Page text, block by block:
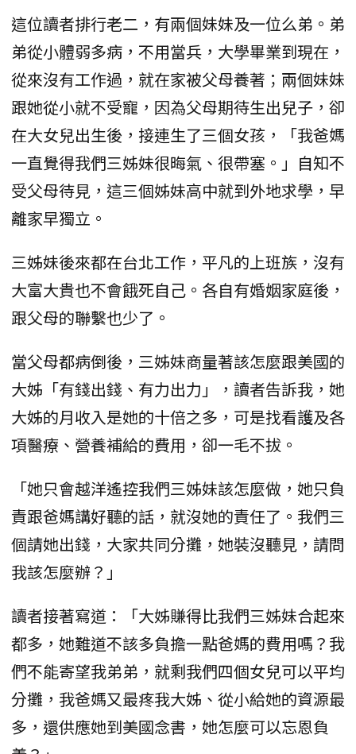
這位讀者排行老二，有兩個妹妹及一位么弟。弟
弟從小體弱多病，不用當兵，大學畢業到現在，
從來沒有工作過，就在家被父母養著；兩個妹妹
跟她從小就不受寵，因為父母期待生出兒子，卻
在大女兒出生後，接連生了三個女孩，「我爸媽
一直覺得我們三姊妹很晦氣、很帶塞。」自知不
受父母待見，這三個姊妹高中就到外地求學，早
離家早獨立。
三姊妹後來都在台北工作，平凡的上班族，沒有
大富大貴也不會餓死自己。各自有婚姻家庭後，
跟父母的聯繫也少了。
當父母都病倒後，三姊妹商量著該怎麼跟美國的
大姊「有錢出錢、有力出力」，讀者告訴我，她
大姊的月收入是她的十倍之多，可是找看護及各
項醫療、營養補給的費用，卻一毛不拔。
「她只會越洋遙控我們三姊妹該怎麼做，她只負
責跟爸媽講好聽的話，就沒她的責任了。我們三
個請她出錢，大家共同分攤，她裝沒聽見，請問
我該怎麼辦？」
讀者接著寫道：「大姊賺得比我們三姊妹合起來
都多，她難道不該多負擔一點爸媽的費用嗎？我
們不能寄望我弟弟，就剩我們四個女兒可以平均
分攤，我爸媽又最疼我大姊、從小給她的資源最
多，還供應她到美國念書，她怎麼可以忘恩負